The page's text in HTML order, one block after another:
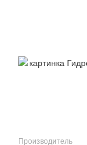
Производитель